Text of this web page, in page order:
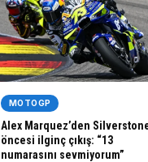
MOTOGP
Alex Marquez’den
öncesi ilginç çıkış: “13
numarasını sevmiyorum”